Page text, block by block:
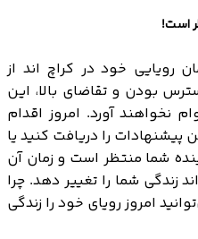
است!
رویایی خود در کراچ اند از
بودن و تقاضای بالا، این
نخواهند آورد. امروز اقدام
پیشنهادات را دریافت کنید یا
شما منتظر است و زمان آن
زندگی شما را تغییر دهد. چرا
امروز رویای خود را زندگی